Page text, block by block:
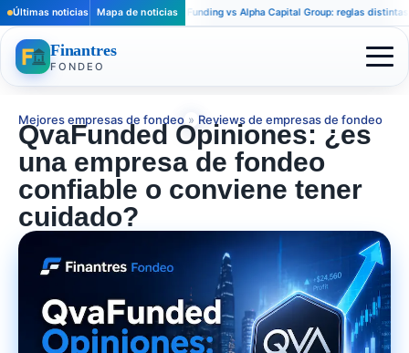
Últimas noticias Mapa de noticias
Apex Trader Funding vs Alpha Capital Group: reglas distintas para
Finantres
FONDEO
Mejores empresas de fondeo » Reviews de empresas de fondeo
QvaFunded Opiniones: ¿es
una empresa de fondeo
confiable o conviene tener
cuidado?